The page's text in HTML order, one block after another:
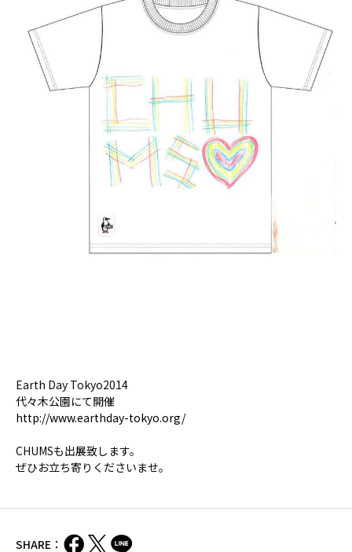
Earth Day Tokyo2014
代々木公園にて開催
http://www.earthday-tokyo.org/
CHUMSも出展致します。
ぜひお立ち寄りくださいませ。
SHARE：